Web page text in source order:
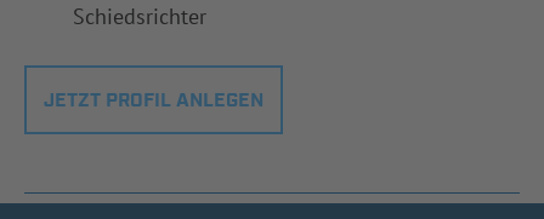
Schiedsrichter
JETZT PROFIL ANLEGEN